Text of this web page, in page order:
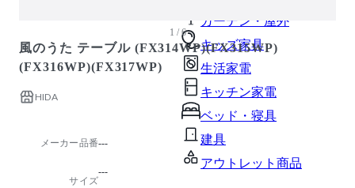
ガーデン・屋外
キッズ家具
生活家電
キッチン家電
ベッド・寝具
建具
アウトレット商品
1 / 6
風のうた テーブル (FX314WP)(FX315WP)
(FX316WP)(FX317WP)
HIDA
メーカー品番---
サイズ
---